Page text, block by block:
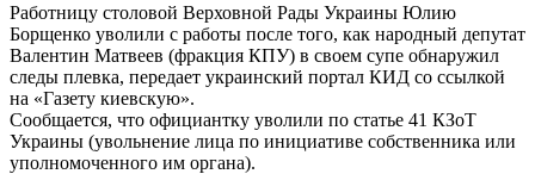
Работницу столовой Верховной Рады Украины Юлию
Борщенко уволили с работы после того, как народный депутат
Валентин Матвеев (фракция КПУ) в своем супе обнаружил
следы плевка, передает украинский портал КИД со ссылкой
на «Газету киевскую».
Сообщается, что официантку уволили по статье 41 КЗоТ
Украины (увольнение лица по инициативе собственника или
уполномоченного им органа).